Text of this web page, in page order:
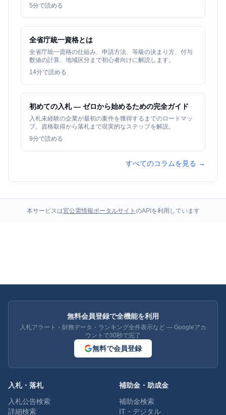
5分で読める
全省庁統一資格とは
全省庁統一資格の仕組み、申請方法、等級の決まり方、付与
数値の計算、地域区分まで初心者向けに解説します。
14分で読める
初めての入札 — ゼロから始めるための完全ガイド
入札未経験の企業が最初の案件を獲得するまでのロードマッ
プ。資格取得から落札まで現実的なステップを解説。
9分で読める
すべてのコラムを見る →
本サービスは官公需情報ポータルサイト のAPIを利用しています
無料会員登録で全機能を利用
入札アラート・財務データ・ランキング全件表示など — Googleアカ
ウントで30秒で完了
無料で会員登録
入札・落札
入札公告検索
詳細検索
補助金・助成金
補助金検索
IT・デジタル